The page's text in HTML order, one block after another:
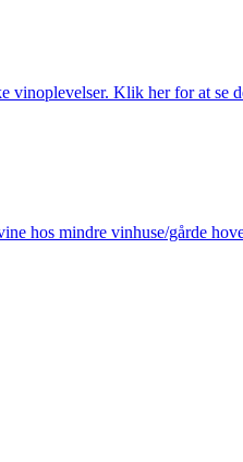
vinoplevelser. Klik her for at se
hos mindre vinhuse/gårde